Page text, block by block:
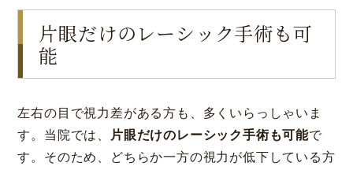
片眼だけのレーシック手術も可
能
左右の目で視力差がある方も、多くいらっしゃいま
す。当院では、
片眼だけのレーシック手術も可能で
す。そのため、どちらか一方の視力が低下している方